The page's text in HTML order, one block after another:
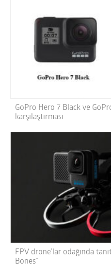
GoPro Hero 7 Black ve
karşılaştırması
FPV drone’lar odağında
Bones”